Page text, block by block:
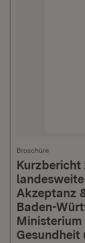
Broschüre
Kurzbericht
Akzeptanz
Baden-
Ministerium